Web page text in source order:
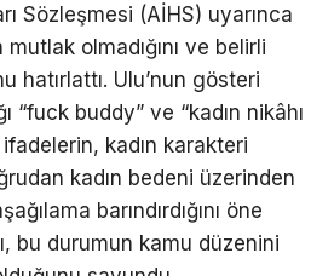
Sözleşmesi (AİHS) uyarınca
olmadığını ve belirli
hatırlattı. Ulu’nun gösteri
“fuck buddy” ve “kadın nikâhı
ifadelerin, kadın karakteri
kadın bedeni üzerinden
barındırdığını öne
bu durumun kamu düzenini